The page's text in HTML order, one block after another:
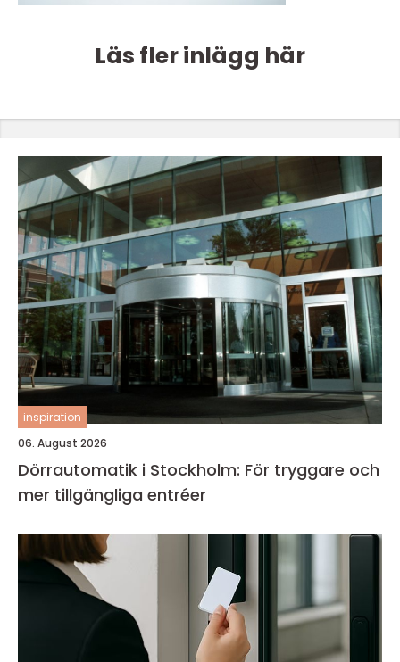
Läs fler inlägg här
inspiration
06. August 2026
Dörrautomatik i Stockholm: För tryggare och
mer tillgängliga entréer